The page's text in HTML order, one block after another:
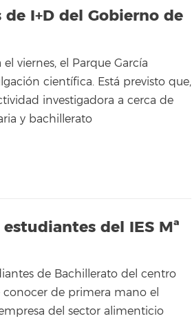
I+D del Gobierno de
viernes, el Parque García
científica. Está previsto que,
investigadora a cerca de
y bachillerato
del IES Mª
de Bachillerato del centro
de primera mano el
del sector alimenticio